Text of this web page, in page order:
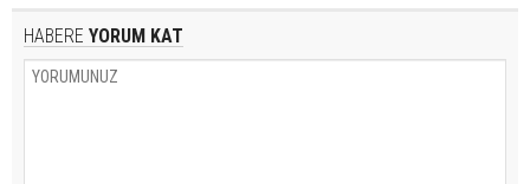
HABERE YORUM KAT